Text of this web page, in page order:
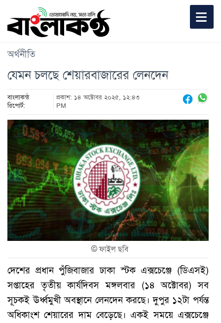
অর্থনীতি
যেমন চলছে শেয়ারবাজারের লেনদেন
বাংলাকন্ঠ
রিপোর্ট:
প্রকাশ: ১৪ অক্টোবর ২০২৫, ১২:৪৩
PM
©ফাইল ছবি
দেশের প্রধান পুঁজিবাজার ঢাকা স্টক এক্সচেঞ্জে (ডিএসই)
সপ্তাহের তৃতীয় কার্যদিবস মঙ্গলবার (১৪ অক্টোবর) সব
সূচকই ঊর্ধ্বমুখী অবস্থানে লেনদেন করছে। দুপুর ১২টা পর্যন্ত
অধিকাংশ শেয়ারের দাম বেড়েছে। একই সময়ে এক্সচেঞ্জে